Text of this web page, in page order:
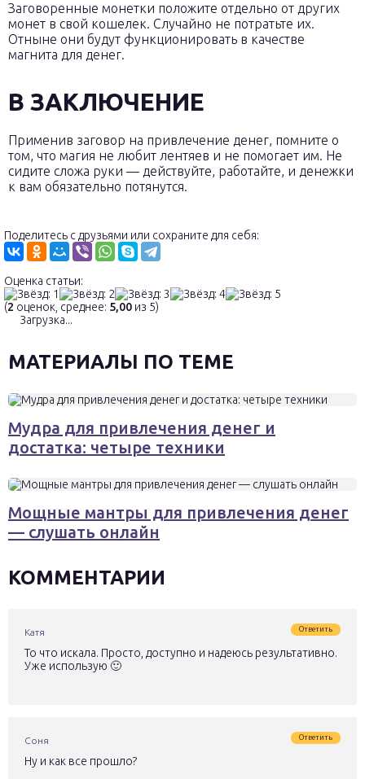
Заговоренные монетки положите отдельно от других
монет в свой кошелек. Случайно не потратьте их.
Отныне они будут функционировать в качестве
магнита для денег.
В ЗАКЛЮЧЕНИЕ
Применив заговор на привлечение денег, помните о
том, что магия не любит лентяев и не помогает им. Не
сидите сложа руки — действуйте, работайте, и денежки
к вам обязательно потянутся.
Поделитесь с друзьями или сохраните для себя:
Оценка статьи:
(2 оценок, среднее: 5,00 из 5)
Загрузка...
МАТЕРИАЛЫ ПО ТЕМЕ
Мудра для привлечения денег и
достатка: четыре техники
Мощные мантры для привлечения денег
— слушать онлайн
КОММЕНТАРИИ
Катя Ответить
То что искала. Просто, доступно и надеюсь результативно.
Уже использую 🙂
Соня Ответить
Ну и как все прошло?